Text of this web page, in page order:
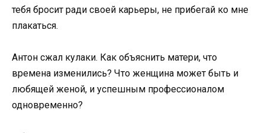
тебя бросит ради своей карьеры, не прибегай ко мне
плакаться.
Антон сжал кулаки. Как объяснить матери, что
времена изменились? Что женщина может быть и
любящей женой, и успешным профессионалом
одновременно?